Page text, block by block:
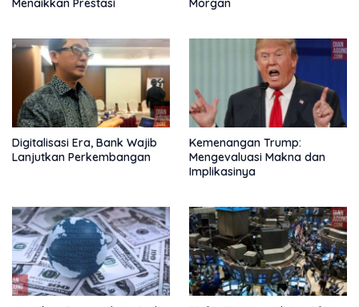
Menaikkan Prestasi
Morgan
Digitalisasi Era, Bank Wajib
Lanjutkan Perkembangan
Kemenangan Trump:
Mengevaluasi Makna dan
Implikasinya